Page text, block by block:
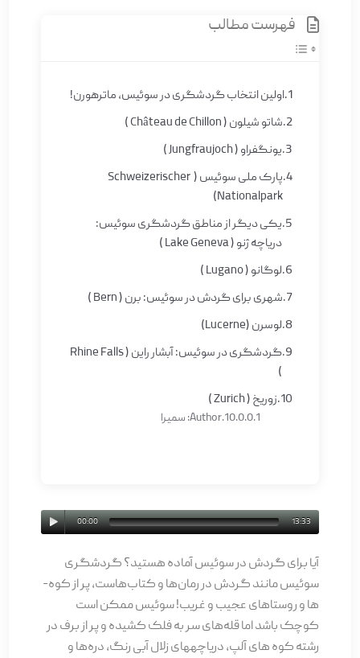
فهرست مطالب
اولین انتخاب گردشگری در سوئیس، ماترهورن!
شاتو شیلون ( Château de Chillon )
یونگفراو ( Jungfraujoch )
پارک ملی سوئیس ( Schweizerischer
Nationalpark)
یکی دیگر از مناطق گردشگری سوئیس:
دریاچه ژنو ( Lake Geneva )
لوگانو ( Lugano )
شهری برای گردش در سوئیس: برن ( Bern )
لوسرن (Lucerne)
گردشگری در سوئیس: آبشار راین ( Rhine Falls
)
زوریخ ( Zurich )
Author: سمیرا
00:00 13:33
آیا برای گردش در سوئیس آماده هستید؟ گردشگری
سوئیس مانند گردش در رمان‌ها و کتاب­‌هاست، پر از کوه‌­
ها و روستاهای عجیب و غریب! سوئیس ممکن است
کوچک باشد اما قله­‌های سر به فلک کشیده و پر از برف در
رشته کو­ه­ های آلپ، دریاچه­های زلال آبی رنگ، دره­‌ها و